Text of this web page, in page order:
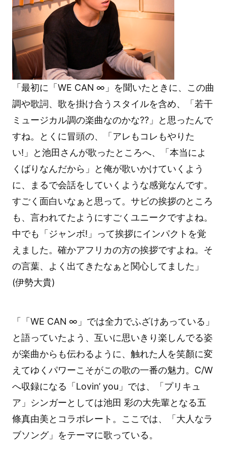
「最初に「WE CAN ∞」を聞いたときに、この曲
調や歌詞、歌を掛け合うスタイルを含め、「若干
ミュージカル調の楽曲なのかな??」と思ったんで
すね。とくに冒頭の、「アレもコレもやりた
い!」と池田さんが歌ったところへ、「本当によ
くばりなんだから」と俺が歌いかけていくよう
に、まるで会話をしていくような感覚なんです。
すごく面白いなぁと思って。サビの挨拶のところ
も、言われてたようにすごくユニークですよね。
中でも「ジャンボ!」って挨拶にインパクトを覚
えました。確かアフリカの方の挨拶ですよね。そ
の言葉、よく出てきたなぁと関心してました」
(伊勢大貴)
「「WE CAN ∞」では全力でふざけあっている」
と語っていたよう、互いに思いきり楽しんでる姿
が楽曲からも伝わるように、触れた人を笑顏に変
えてゆくパワーこそがこの歌の一番の魅力。C/W
へ収録になる「Lovin’ you」では、「プリキュ
ア」シンガーとしては池田 彩の大先輩となる五
條真由美とコラボレート。ここでは、「大人なラ
ブソング」をテーマに歌っている。